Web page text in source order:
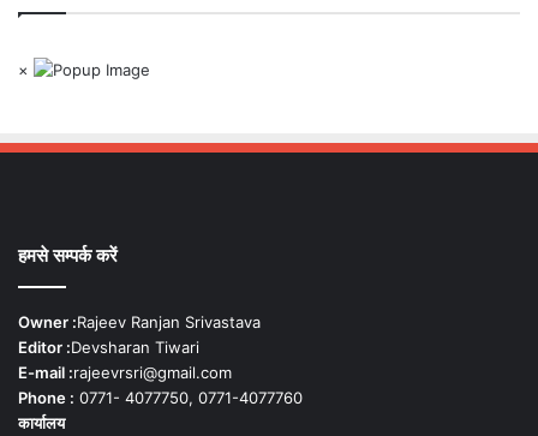
×
हमसे सम्पर्क करें
Owner :Rajeev Ranjan Srivastava
Editor :Devsharan Tiwari
E-mail :rajeevrsri@gmail.com
Phone : 0771- 4077750, 0771-4077760
कार्यालय